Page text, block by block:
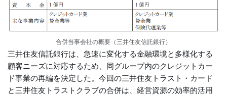
合併当事会社の概要（三井住友信託銀行）
三井住友信託銀行は、急速に変化する金融環境と多様化する
顧客ニーズに対応するため、同グループ内のクレジットカー
ド事業の再編を決定した。今回の三井住友トラスト・カード
と三井住友トラストクラブの合併は、経営資源の効率的活用